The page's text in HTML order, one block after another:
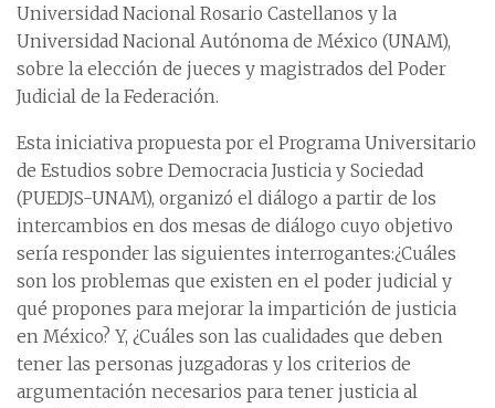
Universidad Nacional Rosario Castellanos y la
Universidad Nacional Autónoma de México (UNAM),
sobre la elección de jueces y magistrados del Poder
Judicial de la Federación.
Esta iniciativa propuesta por el Programa Universitario
de Estudios sobre Democracia Justicia y Sociedad
(PUEDJS-UNAM), organizó el diálogo a partir de los
intercambios en dos mesas de diálogo cuyo objetivo
sería responder las siguientes interrogantes:¿Cuáles
son los problemas que existen en el poder judicial y
qué propones para mejorar la impartición de justicia
en México? Y, ¿Cuáles son las cualidades que deben
tener las personas juzgadoras y los criterios de
argumentación necesarios para tener justicia al